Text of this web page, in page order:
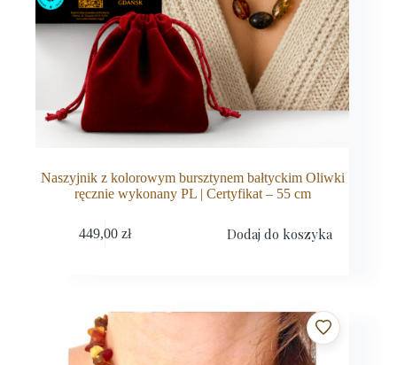
Naszyjnik z kolorowym bursztynem bałtyckim Oliwki
ręcznie wykonany PL | Certyfikat – 55 cm
449,00zł Dodaj do koszyka